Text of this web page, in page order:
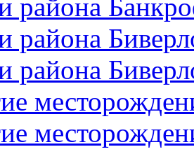
района
района
района